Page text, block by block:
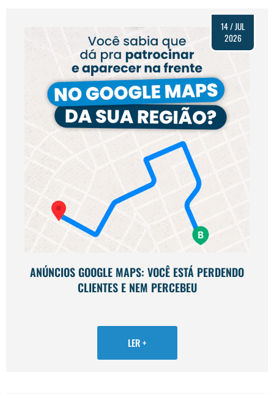
ANÚNCIOS GOOGLE MAPS: VOCÊ ESTÁ PERDENDO
CLIENTES E NEM PERCEBEU
14 / JUL
2026
LER +